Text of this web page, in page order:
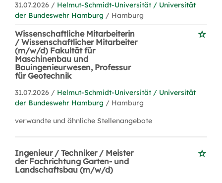
31.07.2026 / Helmut-Schmidt-Universität / Universität
der Bundeswehr Hamburg / Hamburg
Wissenschaftliche Mitarbeiterin
/ Wissenschaftlicher Mitarbeiter
(m/w/d) Fakultät für
Maschinenbau und
Bauingenieurwesen, Professur
für Geotechnik
31.07.2026 / Helmut-Schmidt-Universität / Universität
der Bundeswehr Hamburg / Hamburg
verwandte und ähnliche Stellenangebote
Ingenieur / Techniker / Meister
der Fachrichtung Garten- und
Landschaftsbau (m/w/d)